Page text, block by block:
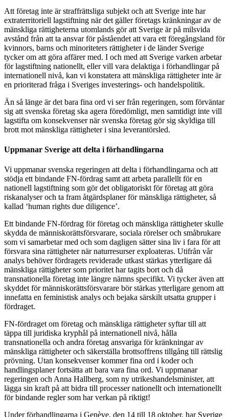
Att företag inte är straffrättsliga subjekt och att Sverige inte har
extraterritoriell lagstiftning när det gäller företags kränkningar av de
mänskliga rättigheterna utomlands gör att Sverige är på milsvida
avstånd från att ta ansvar för påståendet att vara ett föregångsland för
kvinnors, barns och minoriteters rättigheter i de länder Sverige
tycker om att göra affärer med. I och med att Sverige varken arbetar
för lagstiftning nationellt, eller vill vara delaktiga i förhandlingar på
internationell nivå, kan vi konstatera att mänskliga rättigheter inte är
en prioriterad fråga i Sveriges investerings- och handelspolitik.
Än så länge är det bara fina ord vi ser från regeringen, som förväntar
sig att svenska företag ska agera föredömligt, men samtidigt inte vill
lagstifta om konsekvenser när svenska företag gör sig skyldiga till
brott mot mänskliga rättigheter i sina leverantörsled.
Uppmanar Sverige att delta i förhandlingarna
Vi uppmanar svenska regeringen att delta i förhandlingarna och att
stödja ett bindande FN-fördrag samt att arbeta parallellt för en
nationell lagstiftning som gör det obligatoriskt för företag att göra
riskanalyser och ta fram åtgärdsplaner för mänskliga rättigheter, så
kallad ‘human rights due diligence’.
Ett bindande FN-fördrag för företag och mänskliga rättigheter skulle
skydda de människorättsförsvarare, sociala rörelser och småbrukare
som vi samarbetar med och som dagligen sätter sina liv i fara för att
försvara sina rättigheter när naturresurser exploateras. Utifrån vår
analys behöver fördragets reviderade utkast stärkas ytterligare då
mänskliga rättigheter som prioritet har tagits bort och då
transnationella företag inte längre nämns specifikt. Vi tycker även att
skyddet för människorättsförsvarare bör stärkas ytterligare genom att
innefatta en feministisk analys och bejaka särskilt utsatta grupper i
fördraget.
FN-fördraget om företag och mänskliga rättigheter syftar till att
täppa till juridiska kryphål på internationell nivå, hålla
transnationella och andra företag ansvariga för kränkningar av
mänskliga rättigheter och säkerställa brottsoffrens tillgång till rättslig
prövning. Utan konsekvenser kommer fina ord i koder och
handlingsplaner fortsätta att bara vara fina ord. Vi uppmanar
regeringen och Anna Hallberg, som ny utrikeshandelsminister, att
lägga sin kraft på att bidra till processer nationellt och internationellt
för bindande regler som har verkan på riktigt!
Under förhandlingarna i Genève, den 14 till 18 oktober, har Sverige